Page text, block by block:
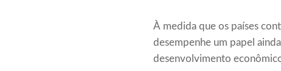
À medida que os países
desempenhe um papel
desenvolvimento